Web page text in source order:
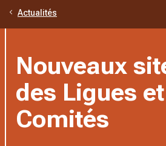
Aller au contenu principal
Actualités
Nouveaux
des Ligues et
Comités